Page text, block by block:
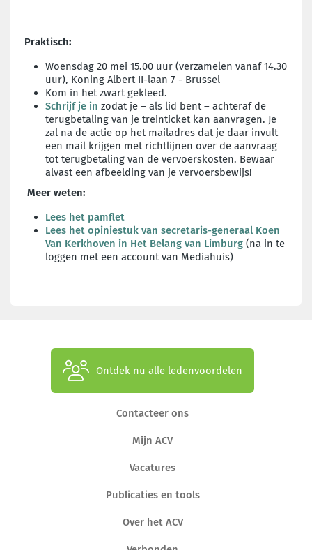
Praktisch:
Woensdag 20 mei 15.00 uur (verzamelen vanaf 14.30
uur), Koning Albert II-laan 7 - Brussel
Kom in het zwart gekleed.
Schrijf je in zodat je – als lid bent – achteraf de
terugbetaling van je treinticket kan aanvragen. Je
zal na de actie op het mailadres dat je daar invult
een mail krijgen met richtlijnen over de aanvraag
tot terugbetaling van de vervoerskosten. Bewaar
alvast een afbeelding van je vervoersbewijs!
Meer weten:
Lees het pamflet
Lees het opiniestuk van secretaris-generaal Koen
Van Kerkhoven in Het Belang van Limburg (na in te
loggen met een account van Mediahuis)
Ontdek nu alle ledenvoordelen
Contacteer ons
Mijn ACV
Vacatures
Publicaties en tools
Over het ACV